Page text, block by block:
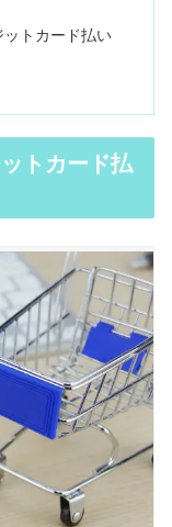
トカード払い
トカード払